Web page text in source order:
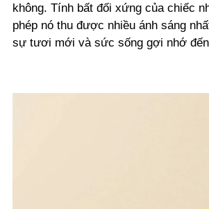
không. Tính bất đối xứng của chiếc
phép nó thu được nhiều ánh sáng
sự tươi mới và sức sống gợi nhớ